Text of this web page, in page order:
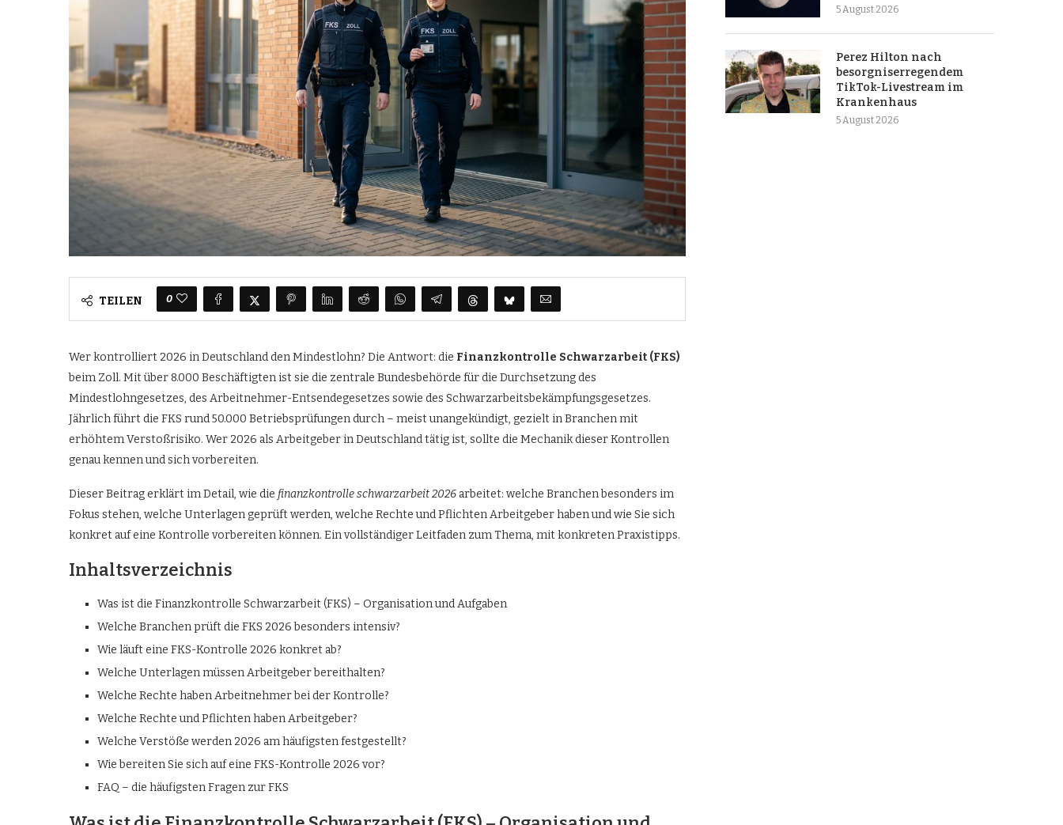
TEILEN 0
Wer kontrolliert 2026 in Deutschland den Mindestlohn? Die Antwort: die Finanzkontrolle Schwarzarbeit (FKS)
beim Zoll. Mit über 8.000 Beschäftigten ist sie die zentrale Bundesbehörde für die Durchsetzung des
Mindestlohngesetzes, des Arbeitnehmer-Entsendegesetzes sowie des Schwarzarbeitsbekämpfungsgesetzes.
Jährlich führt die FKS rund 50.000 Betriebsprüfungen durch – meist unangekündigt, gezielt in Branchen mit
erhöhtem Verstoßrisiko. Wer 2026 als Arbeitgeber in Deutschland tätig ist, sollte die Mechanik dieser Kontrollen
genau kennen und sich vorbereiten.
Dieser Beitrag erklärt im Detail, wie die finanzkontrolle schwarzarbeit 2026 arbeitet: welche Branchen besonders im
Fokus stehen, welche Unterlagen geprüft werden, welche Rechte und Pflichten Arbeitgeber haben und wie Sie sich
konkret auf eine Kontrolle vorbereiten können. Ein vollständiger Leitfaden zum Thema, mit konkreten Praxistipps.
Inhaltsverzeichnis
Was ist die Finanzkontrolle Schwarzarbeit (FKS) – Organisation und Aufgaben
Welche Branchen prüft die FKS 2026 besonders intensiv?
Wie läuft eine FKS-Kontrolle 2026 konkret ab?
Welche Unterlagen müssen Arbeitgeber bereithalten?
Welche Rechte haben Arbeitnehmer bei der Kontrolle?
Welche Rechte und Pflichten haben Arbeitgeber?
Welche Verstöße werden 2026 am häufigsten festgestellt?
Wie bereiten Sie sich auf eine FKS-Kontrolle 2026 vor?
FAQ – die häufigsten Fragen zur FKS
5 August 2026
Perez Hilton nach
besorgniserregendem
TikTok-Livestream im
Krankenhaus
5 August 2026